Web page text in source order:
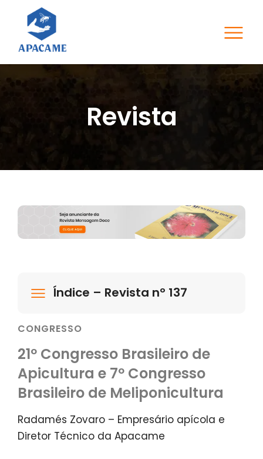
Revista
Índice – Revista nº 137
CONGRESSO
21º Congresso Brasileiro de
Apicultura e 7º Congresso
Brasileiro de Meliponicultura
Radamés Zovaro – Empresário apícola e
Diretor Técnico da Apacame